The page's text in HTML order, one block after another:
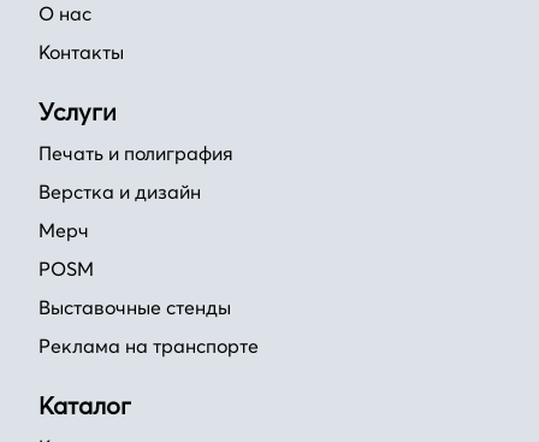
О нас
Контакты
Услуги
Печать и полиграфия
Верстка и дизайн
Мерч
POSM
Выставочные стенды
Реклама на транспорте
Каталог